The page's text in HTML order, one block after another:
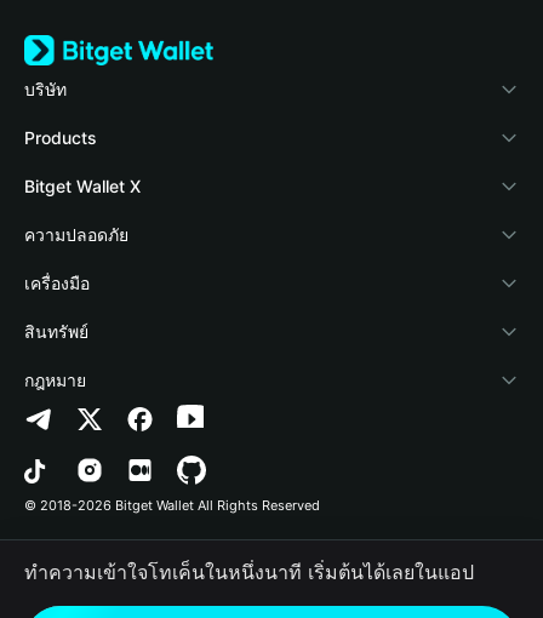
บริษัท
เกี่ยวกับ Bitget Wallet
Blog
Academy
ข่าวสารด้านคริปโต
ศูนย์ช่วยเหลือ
ติดต่อเรา
ทรัพยากรข้อมูลของแบรนด์
อาชีพ
Products
Crypto Card
Stablecoin Earn
Payfi Crypto
Crypto Swap API
Altcoin Season Index
Prediction Markets
DApp
RWA
Bitget Wallet X
นักพัฒนา
เชื่อมต่อ Wallet
Bitget Wallet Pay
ลิสต์โปรเจกต์
ความปลอดภัย
Protection Fund
เทคโนโลยีความปลอดภัย
เครื่องมือ
ซื้อคริปโต
การตรวจจับการอนุญาต
การตรวจจับสัญญา
การโอนเป็นชุด
สินทรัพย์
Arbitrum
Avalanche
Bitcoin
Polygon
กฎหมาย
นโยบายความเป็นส่วนตัว
ข้อตกลงในการใช้บริการ
© 2018-2026 Bitget Wallet All Rights Reserved
ทำความเข้าใจโทเค็นในหนึ่งนาที เริ่มต้นได้เลยในแอป